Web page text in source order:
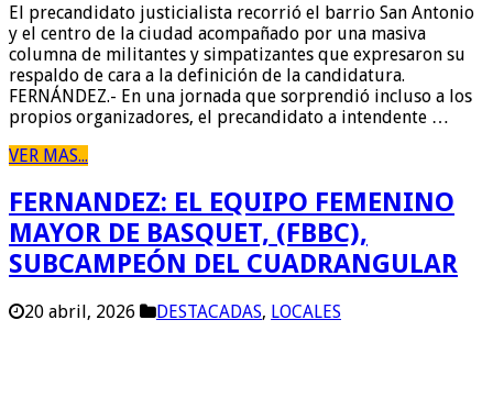
El precandidato justicialista recorrió el barrio San Antonio
y el centro de la ciudad acompañado por una masiva
columna de militantes y simpatizantes que expresaron su
respaldo de cara a la definición de la candidatura.
FERNÁNDEZ.- En una jornada que sorprendió incluso a los
propios organizadores, el precandidato a intendente …
VER MAS...
FERNANDEZ: EL EQUIPO FEMENINO
MAYOR DE BASQUET, (FBBC),
SUBCAMPEÓN DEL CUADRANGULAR
20 abril, 2026 DESTACADAS, LOCALES